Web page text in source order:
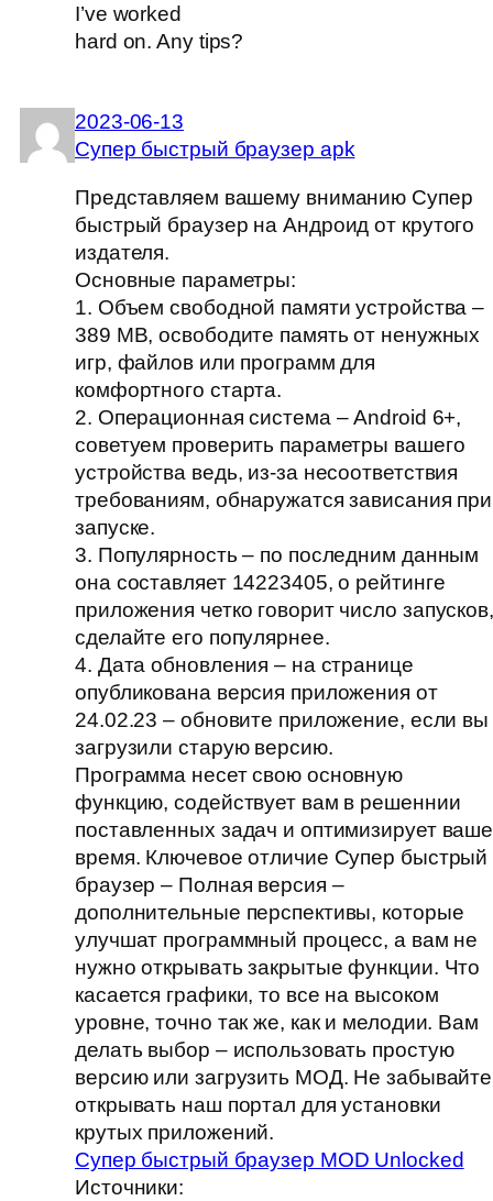
I’ve worked
hard on. Any tips?
2023-06-13
Супер быстрый браузер apk
Представляем вашему вниманию Супер
быстрый браузер на Андроид от крутого
издателя.
Основные параметры:
1. Объем свободной памяти устройства –
389 MB, освободите память от ненужных
игр, файлов или программ для
комфортного старта.
2. Операционная система – Android 6+,
советуем проверить параметры вашего
устройства ведь, из-за несоответствия
требованиям, обнаружатся зависания при
запуске.
3. Популярность – по последним данным
она составляет 14223405, о рейтинге
приложения четко говорит число запусков,
сделайте его популярнее.
4. Дата обновления – на странице
опубликована версия приложения от
24.02.23 – обновите приложение, если вы
загрузили старую версию.
Программа несет свою основную
функцию, содействует вам в решеннии
поставленных задач и оптимизирует ваше
время. Ключевое отличие Супер быстрый
браузер – Полная версия –
дополнительные перспективы, которые
улучшат программный процесс, а вам не
нужно открывать закрытые функции. Что
касается графики, то все на высоком
уровне, точно так же, как и мелодии. Вам
делать выбор – использовать простую
версию или загрузить МОД. Не забывайте
открывать наш портал для установки
крутых приложений.
Супер быстрый браузер MOD Unlocked
Источники: